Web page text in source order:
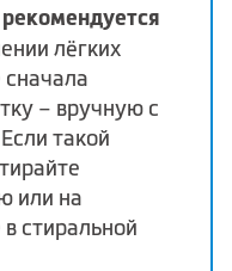
лёгких
сначала
– вручную с
такой
или на
стиральной